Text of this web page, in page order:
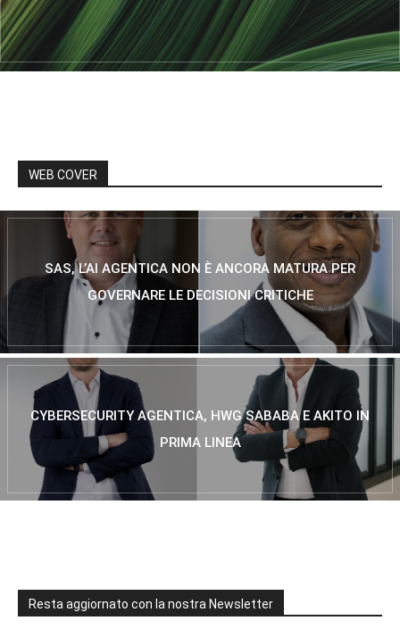
WEB COVER
SAS, L’AI AGENTICA NON È ANCORA MATURA PER
GOVERNARE LE DECISIONI CRITICHE
CYBERSECURITY AGENTICA, HWG SABABA E AKITO IN
PRIMA LINEA
Resta aggiornato con la nostra Newsletter